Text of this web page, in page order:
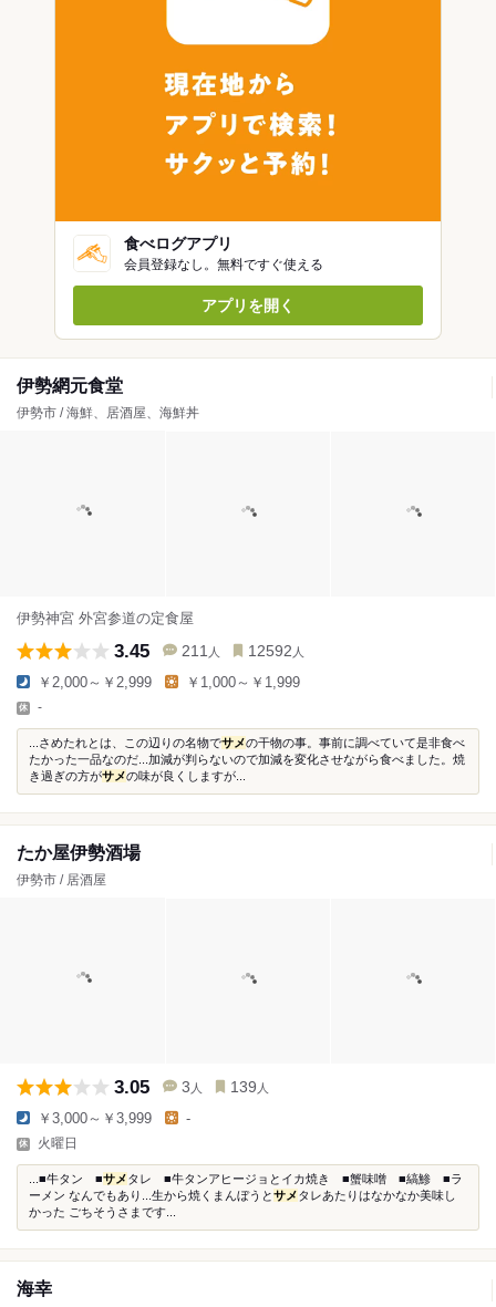
食べログアプリ
会員登録なし。無料ですぐ使える
アプリを開く
伊勢網元食堂
伊勢市 / 海鮮、居酒屋、海鮮丼
伊勢神宮 外宮参道の定食屋
3.45 211 人 12592 人
￥2,000～￥2,999 ￥1,000～￥1,999
-
...さめたれとは、この辺りの名物でサメの干物の事。事前に調べていて是非食べ
たかった一品なのだ...加減が判らないので加減を変化させながら食べました。焼
き過ぎの方がサメの味が良くしますが...
たか屋伊勢酒場
伊勢市 / 居酒屋
3.05 3 人 139 人
￥3,000～￥3,999 -
火曜日
...■牛タン ■サメタレ ■牛タンアヒージョとイカ焼き ■蟹味噌 ■縞鯵 ■ラ
ーメン なんでもあり...生から焼くまんぼうとサメタレあたりはなかなか美味し
かった ごちそうさまです...
海幸